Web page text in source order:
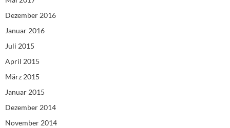
Dezember 2016
Januar 2016
Juli 2015
April 2015
März 2015
Januar 2015
Dezember 2014
November 2014